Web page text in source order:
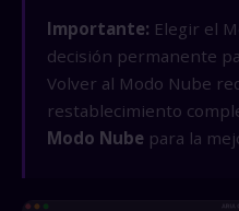
Importante: Elegir el
decisión permanente
Volver al Modo Nube
restablecimiento
Modo Nube para la